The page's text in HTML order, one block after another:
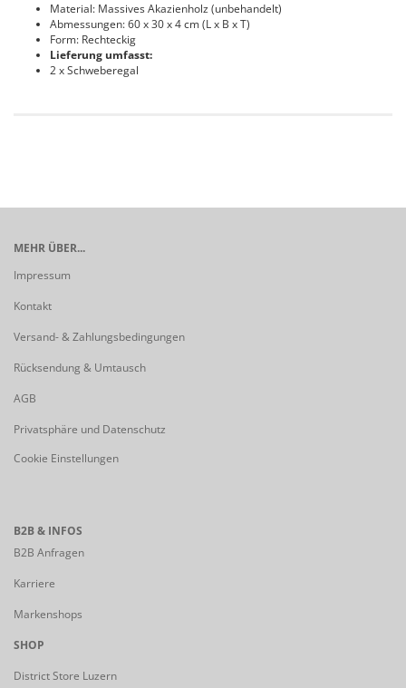
Material: Massives Akazienholz (unbehandelt)
Abmessungen: 60 x 30 x 4 cm (L x B x T)
Form: Rechteckig
Lieferung umfasst:
2 x Schweberegal
MEHR ÜBER...
Impressum
Kontakt
Versand- & Zahlungsbedingungen
Rücksendung & Umtausch
AGB
Privatsphäre und Datenschutz
Cookie Einstellungen
B2B & INFOS
B2B Anfragen
Karriere
Markenshops
SHOP
District Store Luzern